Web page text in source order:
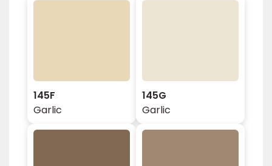
145F
Garlic
145G
Garlic